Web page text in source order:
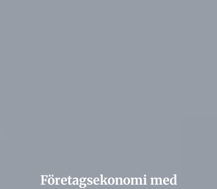
Företagsekonomi med